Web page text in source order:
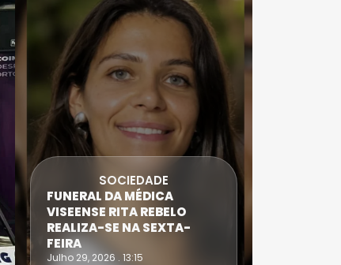
SOCIEDADE
FUNERAL DA MÉDICA
VISEENSE RITA REBELO
REALIZA-SE NA SEXTA-
FEIRA
Julho 29, 2026 . 13:15